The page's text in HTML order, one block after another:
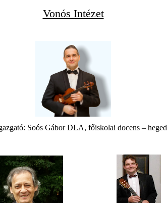
Vonós Intézet
Soós Gábor DLA, főiskolai docens –